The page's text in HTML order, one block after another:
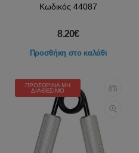
Κωδικός 44087
8.20€
Προσθήκη στο καλάθι
ΠΡΟΣΩΡΙΝΆ ΜΗ
ΔΙΑΘΈΣΙΜΟ